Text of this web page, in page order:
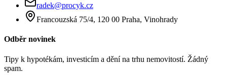
radek@procyk.cz
Francouzská 75/4, 120 00 Praha, Vinohrady
Odběr novinek
Tipy k hypotékám, investicím a dění na trhu nemovitostí. Žádný
spam.